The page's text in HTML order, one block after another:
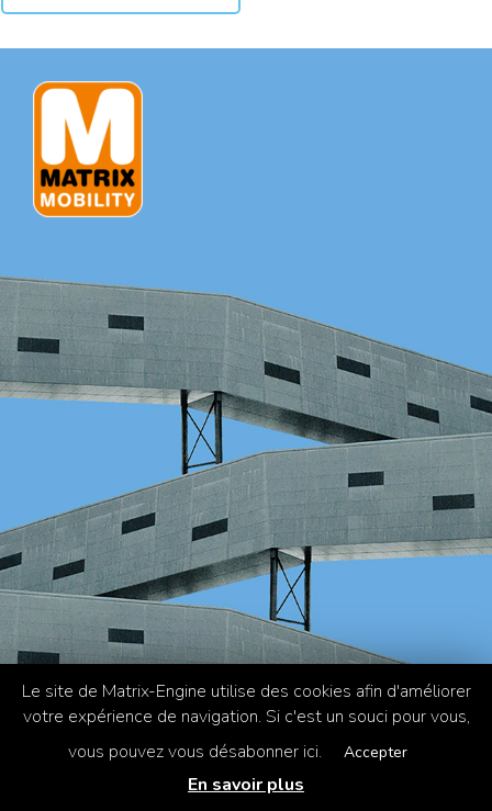
Le site de Matrix-Engine utilise des cookies afin d'améliorer
votre expérience de navigation. Si c'est un souci pour vous,
vous pouvez vous désabonner ici.
Accepter
En savoir plus